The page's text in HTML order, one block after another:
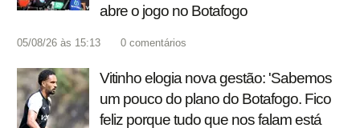
abre o jogo no Botafogo
05/08/26 às 15:13 0 comentários
Vitinho elogia nova gestão: 'Sabemos
um pouco do plano do Botafogo. Fico
feliz porque tudo que nos falam está